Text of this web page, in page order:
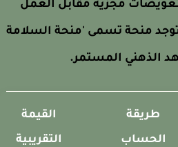
مجزية مقابل العمل
منحة تسمى 'منحة السلامة
الذهني المستمر.
طريقة
الحساب
القيمة
التقريبية